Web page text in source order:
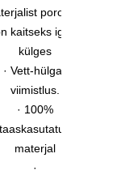
poroloon
kaitseks igas
külges
· Vett-hülgav
viimistlus.
· 100%
taaskasutatud
materjal
·